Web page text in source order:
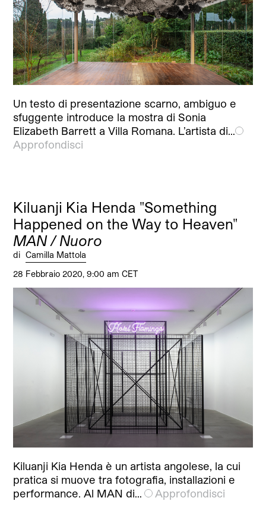
Un testo di presentazione scarno, ambiguo e
sfuggente introduce la mostra di Sonia
Elizabeth Barrett a Villa Romana. L’artista di…
Approfondisci
Kiluanji Kia Henda "Something
Happened on the Way to Heaven"
MAN / Nuoro
di Camilla Mattola
28 Febbraio 2020, 9:00 am CET
Kiluanji Kia Henda è un artista angolese, la cui
pratica si muove tra fotografia, installazioni e
performance. Al MAN di…
Approfondisci